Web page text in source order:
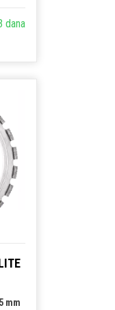
dana
mm